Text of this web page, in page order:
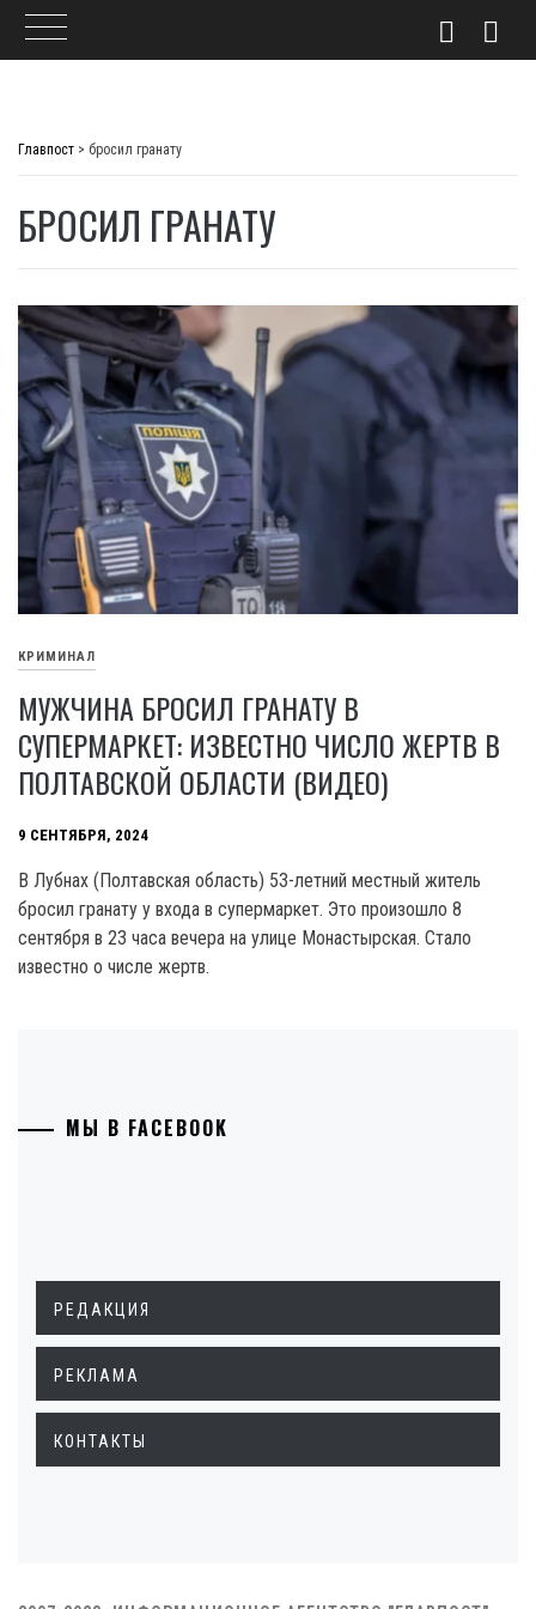
Главпост > бросил гранату
БРОСИЛ ГРАНАТУ
КРИМИНАЛ
МУЖЧИНА БРОСИЛ ГРАНАТУ В
СУПЕРМАРКЕТ: ИЗВЕСТНО ЧИСЛО ЖЕРТВ В
ПОЛТАВСКОЙ ОБЛАСТИ (ВИДЕО)
9 СЕНТЯБРЯ, 2024
B Лубнах (Полтавская область) 5З-летний местный житель
бросил гранату у входа в супермаркет. Это произошло 8
сентября в 23 часа вечера на улице Монастырская. Стало
известно о числе жертв.
МЫ В FACEBOOK
РЕДАКЦИЯ
РЕКЛАМА
КОНТАКТЫ